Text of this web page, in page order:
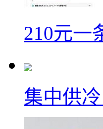
210元一
集中供冷